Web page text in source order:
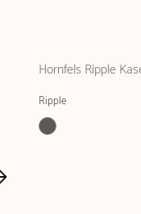
Hornfels Ripple
Ripple